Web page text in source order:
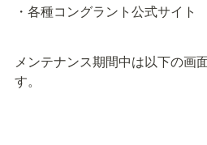
・各種コングラント公式サイト
メンテナンス期間中は以下の画
す。